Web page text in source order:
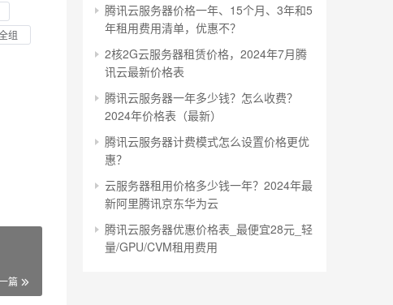
组
篇
腾讯云服务器价格一年、15个月、3年和5
年租用费用清单，优惠不？
2核2G云服务器租赁价格，2024年7月腾
讯云最新价格表
腾讯云服务器一年多少钱？怎么收费？
2024年价格表（最新）
腾讯云服务器计费模式怎么设置价格更优
惠？
云服务器租用价格多少钱一年？2024年最
新阿里腾讯京东华为云
腾讯云服务器优惠价格表_最便宜28元_轻
量/GPU/CVM租用费用